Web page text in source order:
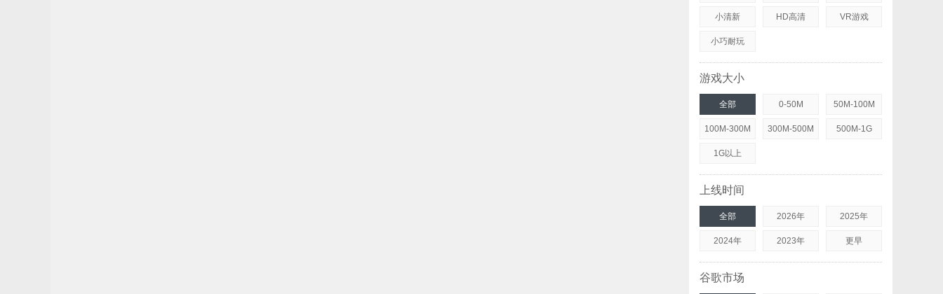
小清新 HD高清 VR游戏
小巧耐玩
游戏大小
全部 0-50M 50M-100M
100M-300M 300M-500M 500M-1G
1G以上
上线时间
全部 2026年 2025年
2024年 2023年 更早
谷歌市场